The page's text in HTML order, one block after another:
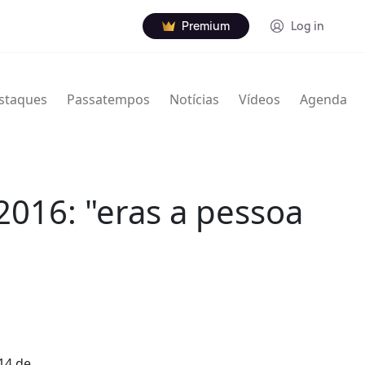
Premium Log in
Passatempos Notícias Vídeos Agenda
"eras a pessoa